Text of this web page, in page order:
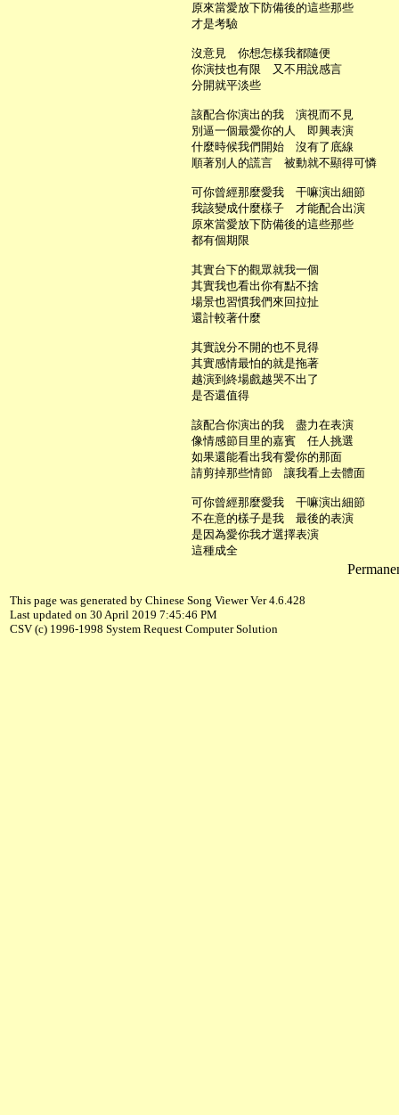
     原來當愛放下防備後的這些那些
     才是考驗
     沒意見　你想怎樣我都隨便
     你演技也有限　又不用說感言
     分開就平淡些
     該配合你演出的我　演視而不見
     別逼一個最愛你的人　即興表演
     什麼時候我們開始　沒有了底線
     順著別人的謊言　被動就不顯得可憐
     可你曾經那麼愛我　干嘛演出細節
     我該變成什麼樣子　才能配合出演
     原來當愛放下防備後的這些那些
     都有個期限
     其實台下的觀眾就我一個
     其實我也看出你有點不捨
     場景也習慣我們來回拉扯
     還計較著什麼
     其實說分不開的也不見得
     其實感情最怕的就是拖著
     越演到終場戲越哭不出了
     是否還值得
     該配合你演出的我　盡力在表演
     像情感節目里的嘉賓　任人挑選
     如果還能看出我有愛你的那面
     請剪掉那些情節　讓我看上去體面
     可你曾經那麼愛我　干嘛演出細節
     不在意的樣子是我　最後的表演
     是因為愛你我才選擇表演
This page was generated by Chinese Song Viewer Ver 4.6.428
Last updated on 30 April 2019 7:45:46 PM
CSV (c) 1996-1998 System Request Computer Solution